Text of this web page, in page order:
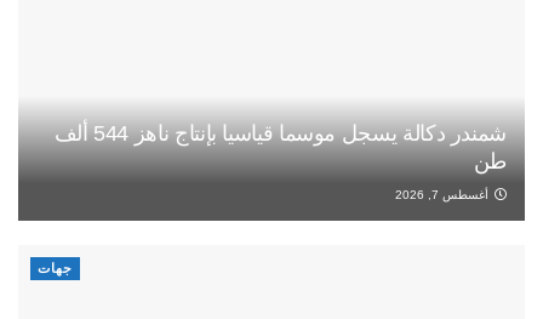
شمندر دكالة يسجل موسما قياسيا بإنتاج ناهز 544 ألف
طن
أغسطس 7, 2026
جهات